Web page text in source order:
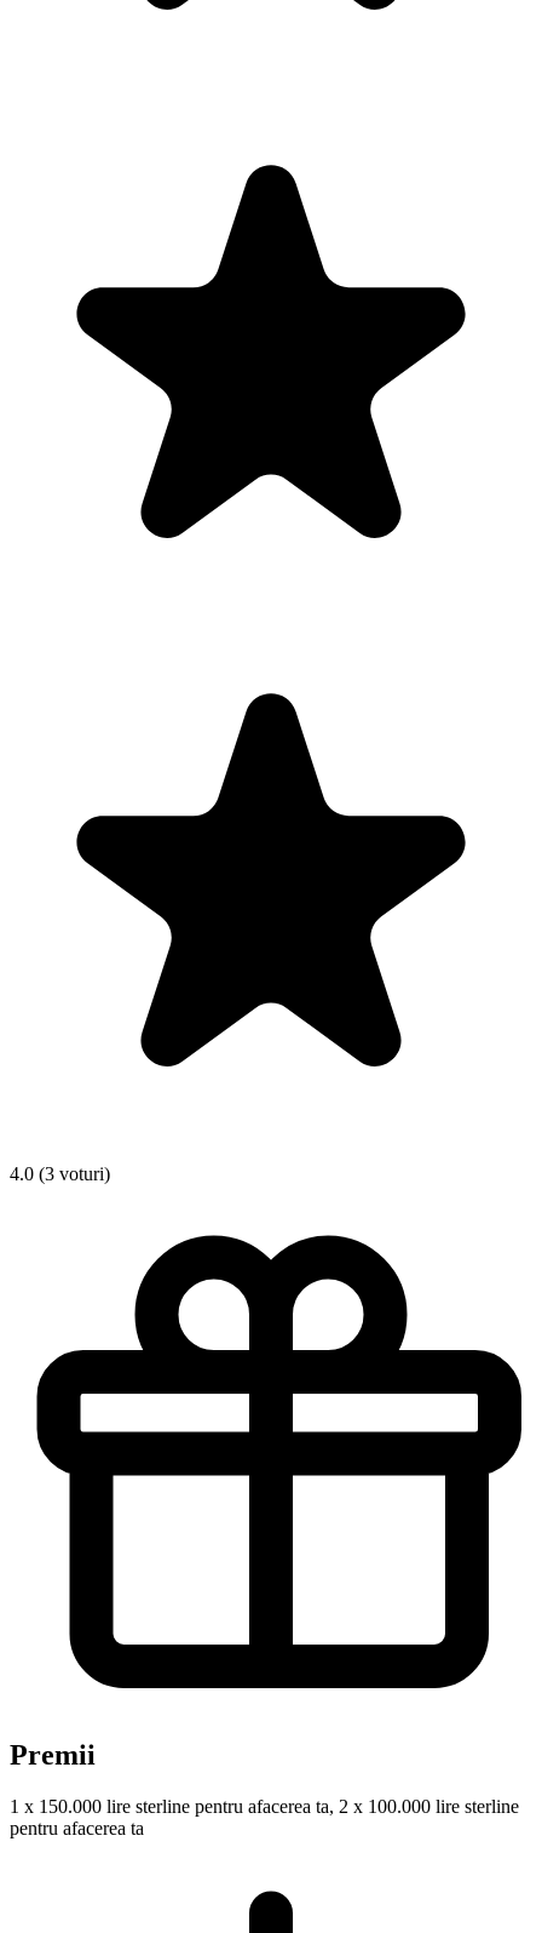
4.0 (3 voturi)
Premii
1 x 150.000 lire sterline pentru afacerea ta, 2 x 100.000 lire sterline
pentru afacerea ta